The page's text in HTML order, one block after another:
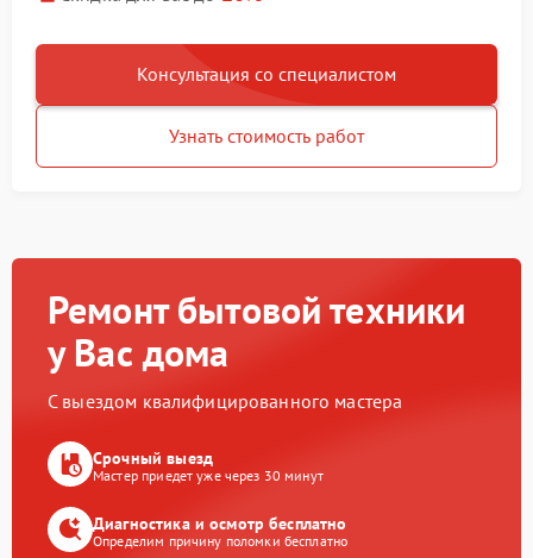
Консультация со специалистом
Узнать стоимость работ
Ремонт бытовой техники
у Вас дома
С выездом квалифицированного мастера
Срочный выезд
Мастер приедет уже через 30 минут
Диагностика и осмотр бесплатно
Определим причину поломки бесплатно